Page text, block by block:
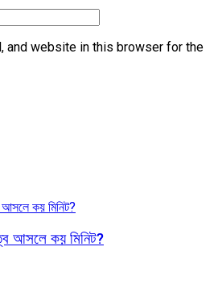
and website in this browser for the
আসলে কয় মিনিট?